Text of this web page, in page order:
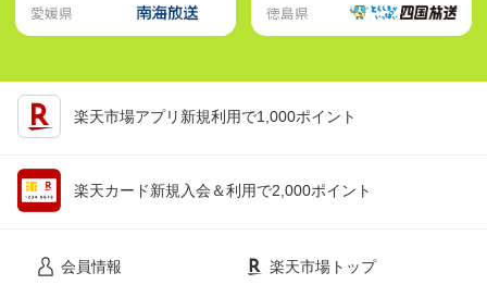
愛媛県 徳島県
楽天市場アプリ新規利用で1,000ポイント
楽天カード新規入会＆利用で2,000ポイント
会員情報 楽天市場トップ